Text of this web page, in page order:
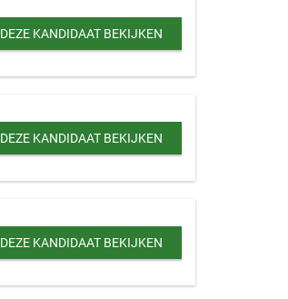
DEZE KANDIDAAT BEKIJKEN
DEZE KANDIDAAT BEKIJKEN
DEZE KANDIDAAT BEKIJKEN